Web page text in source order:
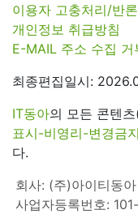
이용자 고충처리/반
개인정보 취급방침
E-MAIL 주소 수집 거
최종편집일시:
IT동아의 모든 콘텐
표시-비영리-변경금
다.
회사: (주)아이티동아
사업자등록번호: